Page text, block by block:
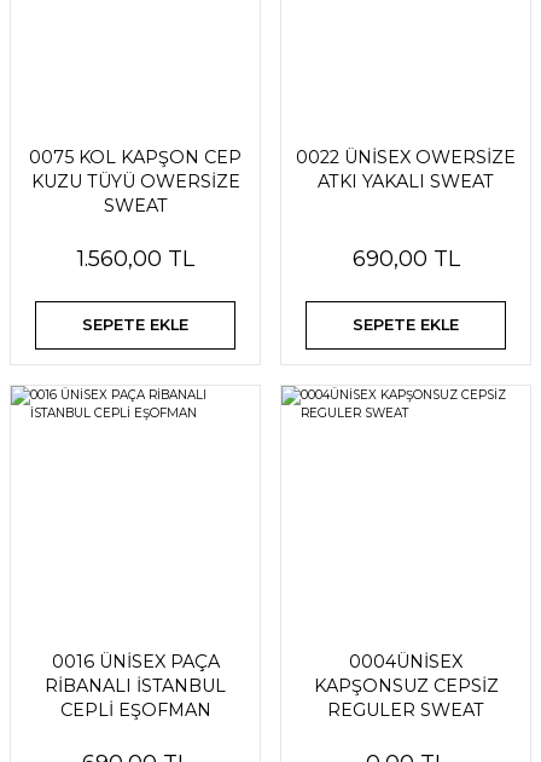
0075 KOL KAPŞON CEP
KUZU TÜYÜ OWERSİZE
SWEAT
1.560,00 TL
SEPETE EKLE
0022 ÜNİSEX OWERSİZE
ATKI YAKALI SWEAT
690,00 TL
SEPETE EKLE
0016 ÜNİSEX PAÇA
RİBANALI İSTANBUL
CEPLİ EŞOFMAN
0004ÜNİSEX
KAPŞONSUZ CEPSİZ
REGULER SWEAT